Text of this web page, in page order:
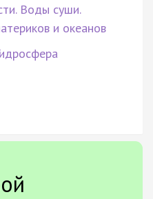
Воды суши.
и океанов